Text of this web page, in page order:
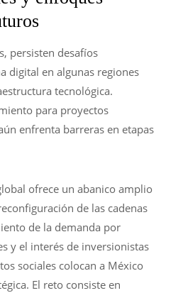
persisten desafíos
digital en algunas regiones
tecnológica.
para proyectos
enfrenta barreras en etapas
ofrece un abanico amplio
de las cadenas
de la demanda por
y el interés de inversionistas
sociales colocan a México
El reto consiste en